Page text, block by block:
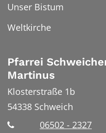
Unser Bistum
Weltkirche
Pfarrei
Martinus
Klosterstraße 1b
54338 Schweich
06502 - 2327